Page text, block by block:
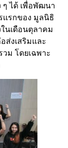
ๆ ได้ เพื่อพัฒนา
แรกของ มูลนิธิ
นเดือนตุลาคม
ส่งเสริมและ
ม โดยเฉพาะ